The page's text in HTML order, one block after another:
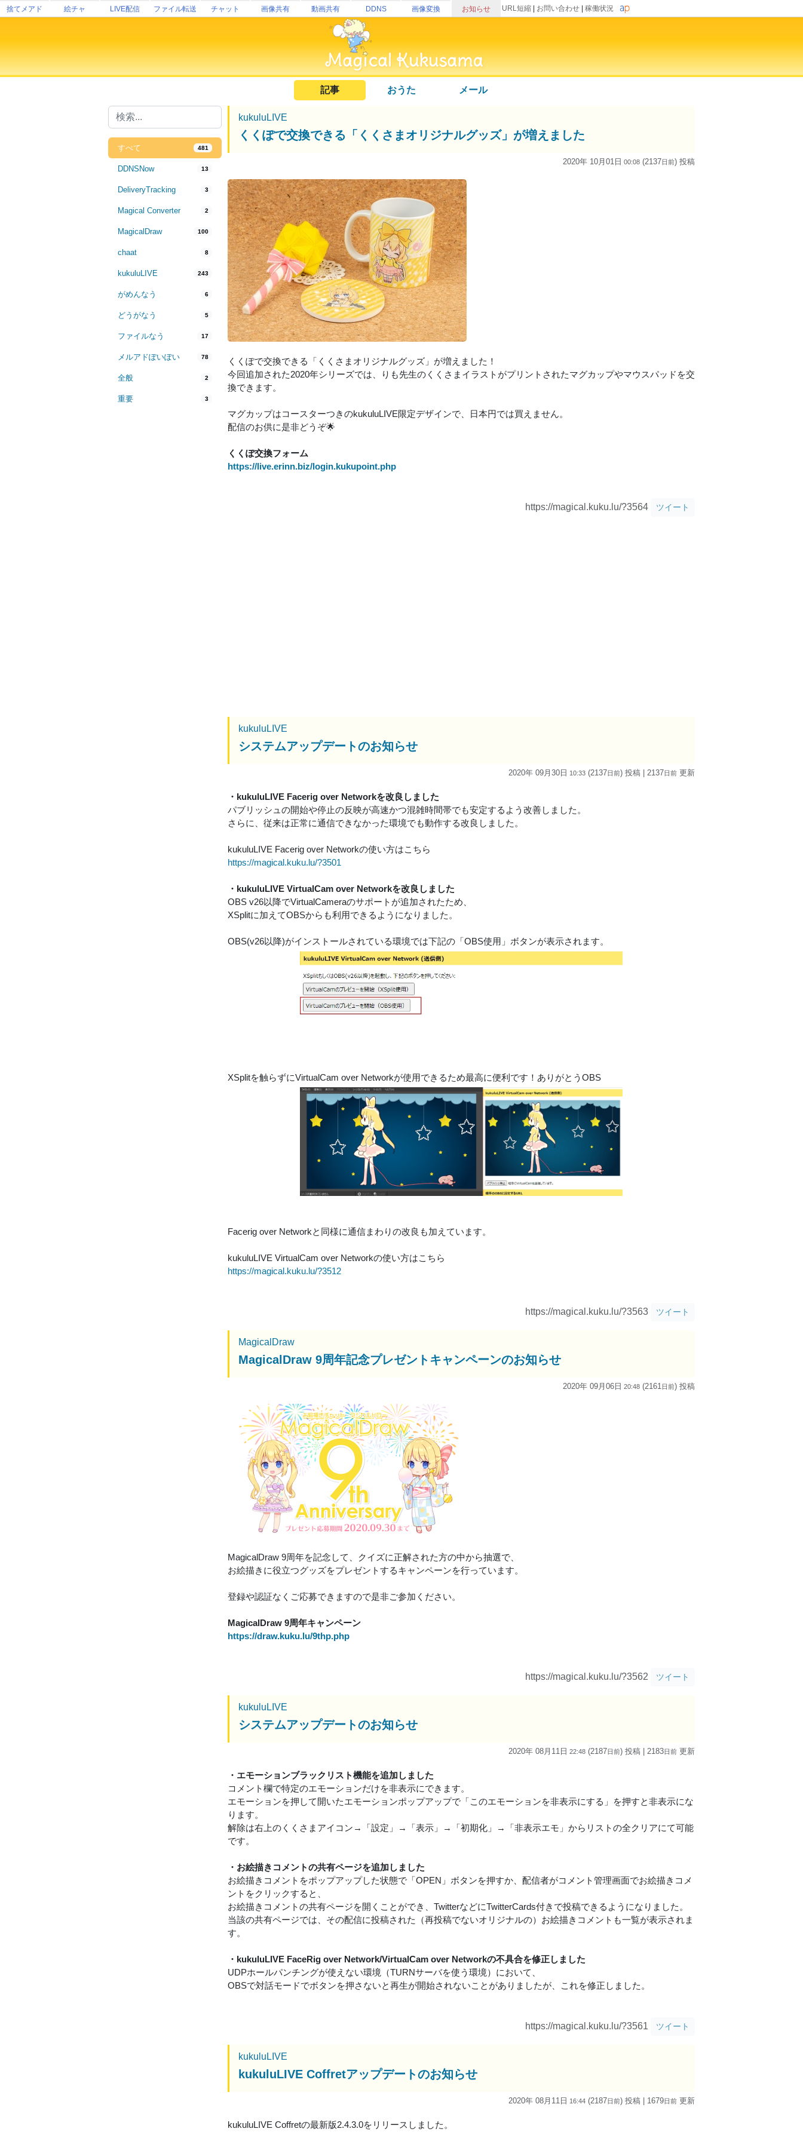
捨てメアド 絵チャ LIVE配信 ファイル転送 チャット 画像共有 動画共有 DDNS 画像変換 お知らせ URL短縮 お問い合わせ 稼働状況
記事 おうた メール
すべて 481
DDNSNow 13
DeliveryTracking 3
Magical Converter 2
MagicalDraw 100
chaat 8
kukuluLIVE 243
がめんなう 6
どうがなう 5
ファイルなう 17
メルアドぽいぽい 78
全般 2
重要 3
kukuluLIVE
くくぽで交換できる「くくさまオリジナルグッズ」が増えました
2020年 10月01日 00:08 (2137日前) 投稿
くくぽで交換できる「くくさまオリジナルグッズ」が増えました！
今回追加された2020年シリーズでは、りも先生のくくさまイラストがプリントされたマグカップやマウスパッドを交
換できます。
マグカップはコースターつきのkukuluLIVE限定デザインで、日本円では買えません。
配信のお供に是非どうぞ🌟
くくぽ交換フォーム
https://live.erinn.biz/login.kukupoint.php
https://magical.kuku.lu/?3564 ツイート
kukuluLIVE
システムアップデートのお知らせ
2020年 09月30日 10:33 (2137日前) 投稿 | 2137日前 更新
・kukuluLIVE Facerig over Networkを改良しました
パブリッシュの開始や停止の反映が高速かつ混雑時間帯でも安定するよう改善しました。
さらに、従来は正常に通信できなかった環境でも動作する改良しました。
kukuluLIVE Facerig over Networkの使い方はこちら
https://magical.kuku.lu/?3501
・kukuluLIVE VirtualCam over Networkを改良しました
OBS v26以降でVirtualCameraのサポートが追加されたため、
XSplitに加えてOBSからも利用できるようになりました。
OBS(v26以降)がインストールされている環境では下記の「OBS使用」ボタンが表示されます。
XSplitを触らずにVirtualCam over Networkが使用できるため最高に便利です！ありがとうOBS
Facerig over Networkと同様に通信まわりの改良も加えています。
kukuluLIVE VirtualCam over Networkの使い方はこちら
https://magical.kuku.lu/?3512
https://magical.kuku.lu/?3563 ツイート
MagicalDraw
MagicalDraw 9周年記念プレゼントキャンペーンのお知らせ
2020年 09月06日 20:48 (2161日前) 投稿
MagicalDraw 9周年を記念して、クイズに正解された方の中から抽選で、
お絵描きに役立つグッズをプレゼントするキャンペーンを行っています。
登録や認証なくご応募できますので是非ご参加ください。
MagicalDraw 9周年キャンペーン
https://draw.kuku.lu/9thp.php
https://magical.kuku.lu/?3562 ツイート
kukuluLIVE
システムアップデートのお知らせ
2020年 08月11日 22:48 (2187日前) 投稿 | 2183日前 更新
・エモーションブラックリスト機能を追加しました
コメント欄で特定のエモーションだけを非表示にできます。
エモーションを押して開いたエモーションポップアップで「このエモーションを非表示にする」を押すと非表示にな
ります。
解除は右上のくくさまアイコン→「設定」→「表示」→「初期化」→「非表示エモ」からリストの全クリアにて可能
です。
・お絵描きコメントの共有ページを追加しました
お絵描きコメントをポップアップした状態で「OPEN」ボタンを押すか、配信者がコメント管理画面でお絵描きコメ
ントをクリックすると、
お絵描きコメントの共有ページを開くことができ、TwitterなどにTwitterCards付きで投稿できるようになりました。
当該の共有ページでは、その配信に投稿された（再投稿でないオリジナルの）お絵描きコメントも一覧が表示されま
す。
・kukuluLIVE FaceRig over Network/VirtualCam over Networkの不具合を修正しました
UDPホールパンチングが使えない環境（TURNサーバを使う環境）において、
OBSで対話モードでボタンを押さないと再生が開始されないことがありましたが、これを修正しました。
https://magical.kuku.lu/?3561 ツイート
kukuluLIVE
kukuluLIVE Coffretアップデートのお知らせ
2020年 08月11日 16:44 (2187日前) 投稿 | 1679日前 更新
kukuluLIVE Coffretの最新版2.4.3.0をリリースしました。